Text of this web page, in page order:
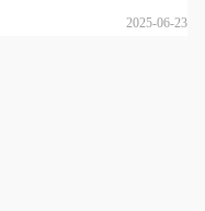
2025-06-23